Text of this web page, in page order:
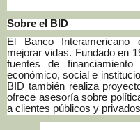
Sobre el BID
El Banco
mejorar vidas. Fundado en
fuentes de
económico, social e
BID también realiza
ofrece asesoría sobre
a clientes públicos y